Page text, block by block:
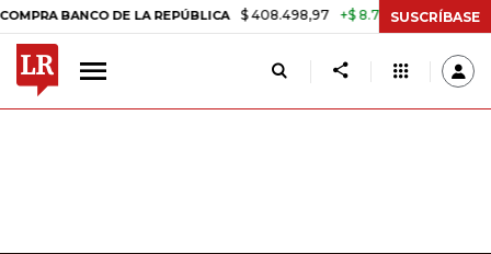
DE LA REPÚBLICA $ 408.498,97 +$ 8.753,81 +2,19% TASA
SUSCRÍBASE